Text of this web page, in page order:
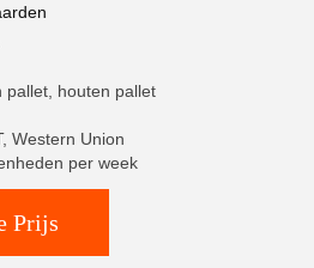
pallet, houten pallet
Western Union
per week
Prijs